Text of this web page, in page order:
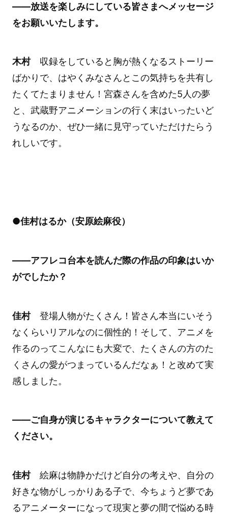
――放送を楽しみにしている皆さまへメッセージ
をお願いいたします。
木村収録をしていると胸が熱くなるストーリー
ばかりで、はやくみなさんとこの気持ちを共有し
たくてたまりません！宮森さんを含めた5人の夢
と、武蔵野アニメーションの行く末はいったいど
うなるのか、ぜひ一緒に見守っていただけたらう
れしいです。
●佳村はるか（安原絵麻役）
――アフレコ台本を読んだ際の作品の印象はいか
がでしたか？
佳村登場人物がたくさん！皆さん本当にいそう
なくらいリアルなのに個性的！そして、アニメを
作るのってこんなにも大変で、たくさんの方のた
くさんの愛がつまっているんだなぁ！と改めて実
感しました。
――ご自身が演じるキャラクターについて教えて
ください。
佳村絵麻は物静かだけど自分の考えや、自分の
好きな物がしっかりある子で、今ちょうど夢であ
るアニメーターになって現実と夢の間で悩める時